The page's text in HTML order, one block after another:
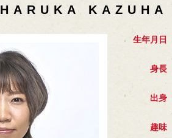
HARUKA KAZUHA
生年月日
身長
出身
趣味